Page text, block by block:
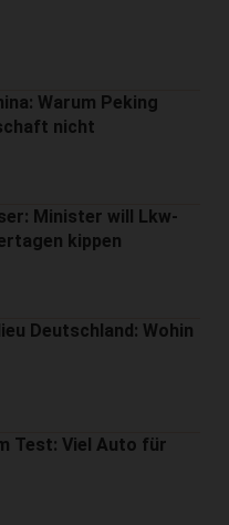
Warum Peking
nicht
Minister will Lkw-
kippen
Deutschland: Wohin
Test: Viel Auto für